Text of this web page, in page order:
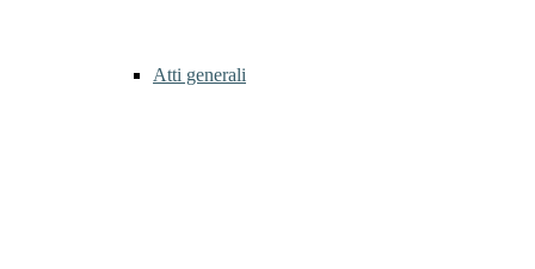
Atti generali